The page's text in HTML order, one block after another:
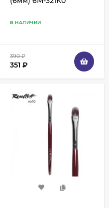
В НАЛИЧИИ
390₽
351 ₽